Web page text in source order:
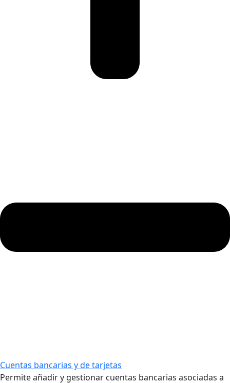
Cuentas bancarias y de tarjetas
Permite añadir y gestionar cuentas bancarias asociadas a